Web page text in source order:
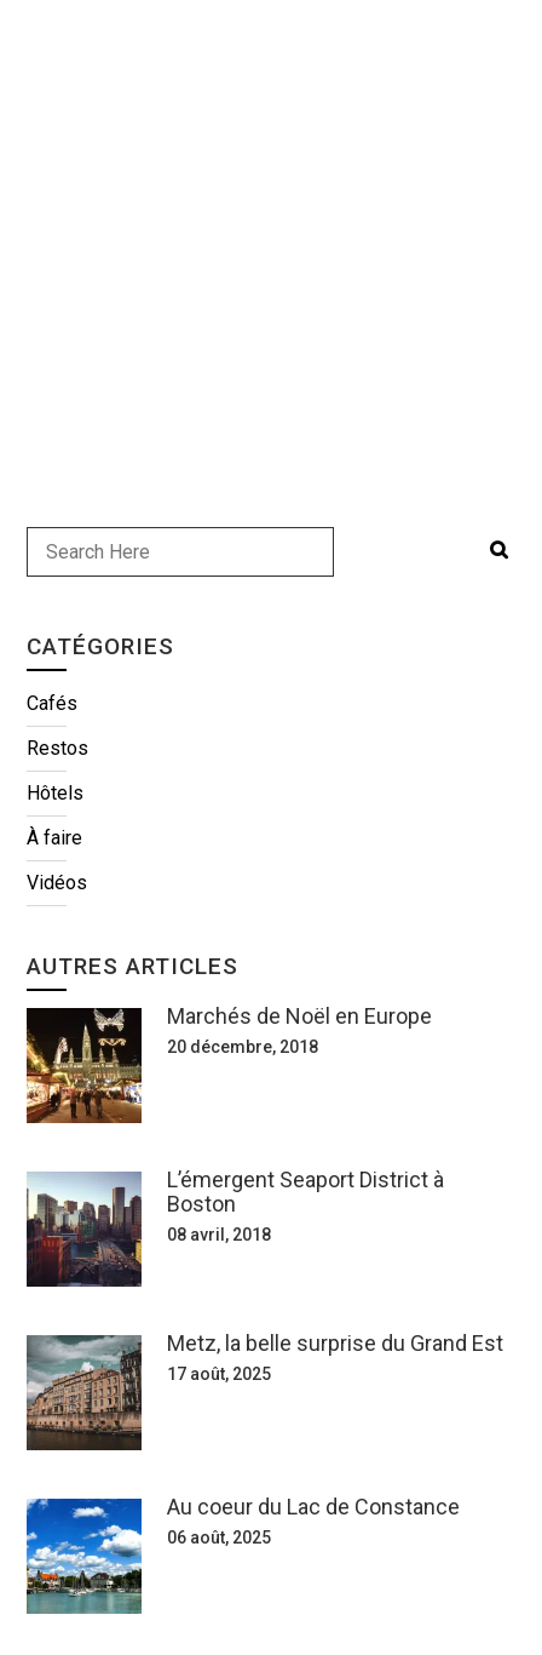
CATÉGORIES
Cafés
Restos
Hôtels
À faire
Vidéos
AUTRES ARTICLES
Marchés de Noël en Europe
20 décembre, 2018
L’émergent Seaport District à
Boston
08 avril, 2018
Metz, la belle surprise du Grand Est
17 août, 2025
Au coeur du Lac de Constance
06 août, 2025